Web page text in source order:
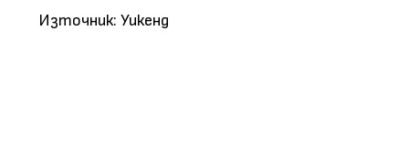
Източник: Уикенд